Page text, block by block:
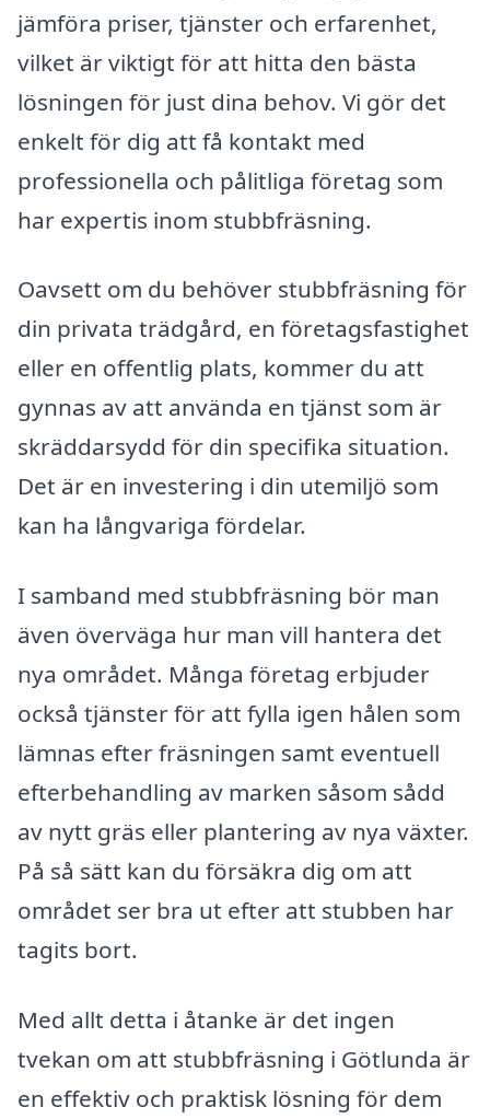
jämföra priser, tjänster och erfarenhet,
vilket är viktigt för att hitta den bästa
lösningen för just dina behov. Vi gör det
enkelt för dig att få kontakt med
professionella och pålitliga företag som
har expertis inom stubbfräsning.
Oavsett om du behöver stubbfräsning för
din privata trädgård, en företagsfastighet
eller en offentlig plats, kommer du att
gynnas av att använda en tjänst som är
skräddarsydd för din specifika situation.
Det är en investering i din utemiljö som
kan ha långvariga fördelar.
I samband med stubbfräsning bör man
även överväga hur man vill hantera det
nya området. Många företag erbjuder
också tjänster för att fylla igen hålen som
lämnas efter fräsningen samt eventuell
efterbehandling av marken såsom sådd
av nytt gräs eller plantering av nya växter.
På så sätt kan du försäkra dig om att
området ser bra ut efter att stubben har
tagits bort.
Med allt detta i åtanke är det ingen
tvekan om att stubbfräsning i Götlunda är
en effektiv och praktisk lösning för dem